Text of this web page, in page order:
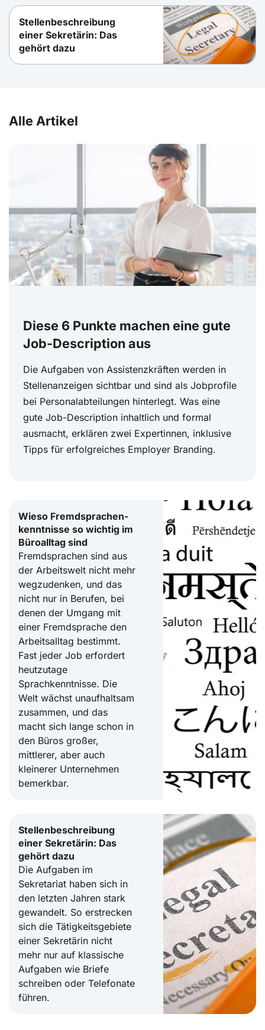
Stellenbeschreibung
einer Sekretärin: Das
gehört dazu
Alle Artikel
Diese 6 Punkte machen eine gute
Job-Description aus
Die Aufgaben von Assistenzkräften werden in
Stellenanzeigen sichtbar und sind als Jobprofile
bei Personalabteilungen hinterlegt. Was eine
gute Job-Description inhaltlich und formal
ausmacht, erklären zwei Expertinnen, inklusive
Tipps für erfolgreiches Employer Branding.
Wieso Fremdsprachen-
kenntnisse so wichtig im
Büroalltag sind
Fremdsprachen sind aus
der Arbeitswelt nicht mehr
wegzudenken, und das
nicht nur in Berufen, bei
denen der Umgang mit
einer Fremdsprache den
Arbeitsalltag bestimmt.
Fast jeder Job erfordert
heutzutage
Sprachkenntnisse. Die
Welt wächst unaufhaltsam
zusammen, und das
macht sich lange schon in
den Büros großer,
mittlerer, aber auch
kleinerer Unternehmen
bemerkbar.
Stellenbeschreibung
einer Sekretärin: Das
gehört dazu
Die Aufgaben im
Sekretariat haben sich in
den letzten Jahren stark
gewandelt. So erstrecken
sich die Tätigkeitsgebiete
einer Sekretärin nicht
mehr nur auf klassische
Aufgaben wie Briefe
schreiben oder Telefonate
führen.